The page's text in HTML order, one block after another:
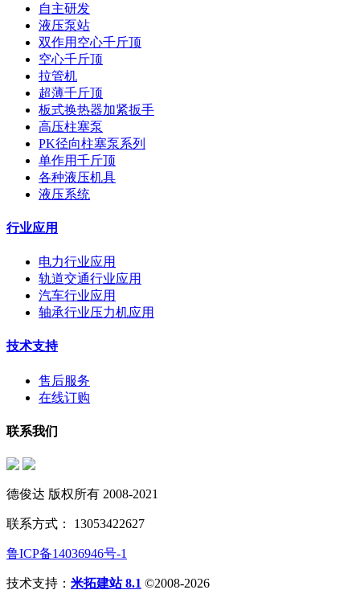
自主研发
液压泵站
双作用空心千斤顶
空心千斤顶
拉管机
超薄千斤顶
板式换热器加紧扳手
高压柱塞泵
PK径向柱塞泵系列
单作用千斤顶
各种液压机具
液压系统
行业应用
电力行业应用
轨道交通行业应用
汽车行业应用
轴承行业压力机应用
技术支持
售后服务
在线订购
联系我们
德俊达 版权所有 2008-2021
联系方式： 13053422627
鲁ICP备14036946号-1
技术支持： 米拓建站 8.1 ©2008-2026